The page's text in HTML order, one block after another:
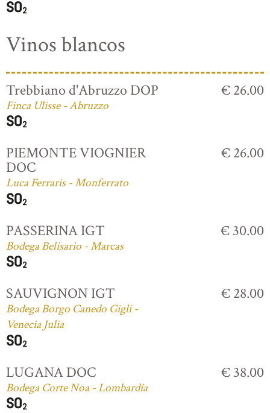
Vinos blancos
Trebbiano d'Abruzzo DOP
Finca Ulisse - Abruzzo
€ 26.00
PIEMONTE VIOGNIER
DOC
Luca Ferraris - Monferrato
€ 26.00
PASSERINA IGT
Bodega Belisario - Marcas
€ 30.00
SAUVIGNON IGT
Bodega Borgo Canedo Gigli -
Venecia Julia
€ 28.00
LUGANA DOC
Bodega Corte Noa - Lombardía
€ 38.00